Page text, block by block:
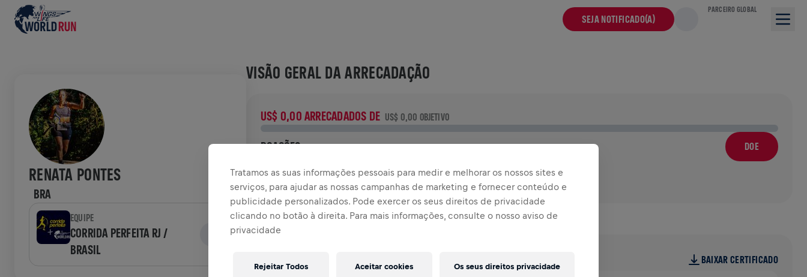
SEJA NOTIFICADO(A)
PARCEIRO GLOBAL
RENATA PONTES
BRA
EQUIPE
CORRIDA PERFEITA RJ /
BRASIL
VISÃO GERAL DA ARRECADAÇÃO
US$ 0,00 ARRECADADOS DE US$ 0,00 OBJETIVO
DOAÇÕES DOE
Doe para fazer a diferença! 100% da sua doação vai para a
pesquisa sobre lesões na medula espinhal.
HISTÓRIA
BAIXAR CERTIFICADO
Tratamos as suas informações pessoais para medir e melhorar os nossos sites e
serviços, para ajudar as nossas campanhas de marketing e fornecer conteúdo e
publicidade personalizados. Pode exercer os seus direitos de privacidade
clicando no botão à direita. Para mais informações, consulte o nosso aviso de
privacidade
Os seus direitos privacidade
Rejeitar Todos Aceitar cookies